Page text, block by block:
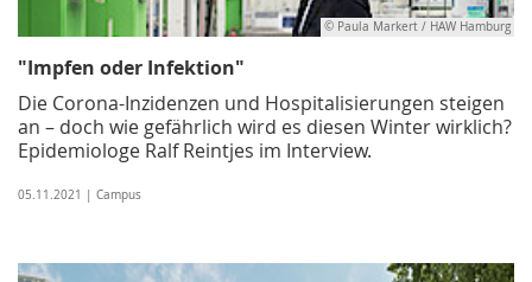
© Paula Markert / HAW Hamburg
"Impfen oder Infektion"
Die Corona-Inzidenzen und Hospitalisierungen steigen
an – doch wie gefährlich wird es diesen Winter wirklich?
Epidemiologe Ralf Reintjes im Interview.
05.11.2021 | Campus